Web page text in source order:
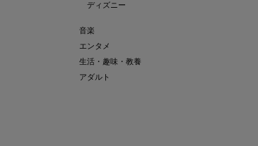
ディズニー
音楽
エンタメ
生活・趣味・教養
アダルト